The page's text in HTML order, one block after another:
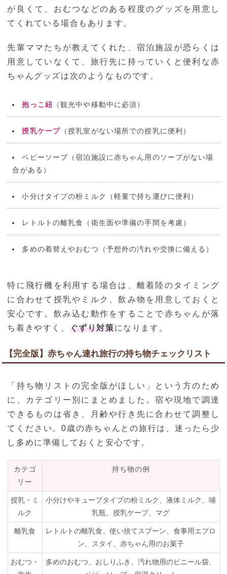
が良くて、おむつなどのある程度のグッズを用意し
てくれている場合もあります。
先輩ママたちが教えてくれた、宿泊施設が恐らくは
用意していなくて、旅行先に持っていくと便利な赤
ちゃんグッズは次のようなものです。
抱っこ紐 （観光中や移動中に必須）
授乳ケープ （授乳室がない場所での授乳に便利）
ベビーソープ（宿泊施設に赤ちゃん用のソープがない場
合がある）
小分けタイプの粉ミルク（軽量で持ち運びに便利）
レトルトの離乳食（衛生面や準備の手間を考慮）
多めの着替えやおむつ（予想外の汚れや交換に備える）
特に飛行機を利用する場合は、離着陸のタイミング
に合わせて授乳やミルク、飲み物を用意しておくと
安心です。飲み込む動作をすることで赤ちゃんが落
ち着きやすく、 ぐずり対策になります。
【完全版】赤ちゃん連れ旅行の持ち物チェックリスト
「持ち物リストの完全版がほしい」という方のため
に、カテゴリー別にまとめました。宿や現地で調達
できるものは省き、月齢や行き先に合わせて調整し
てください。0歳の赤ちゃんとの旅行は、迷ったら少
し多めに準備しておくと安心です。
カテゴ
リー
持ち物の例
授乳・ミ
ルク
小分けやキューブタイプの粉ミルク、液体ミルク、哺
乳瓶、授乳ケープ、マグ
離乳食
レトルトの離乳食、使い捨てスプーン、食事用エプロ
ン、スタイ、赤ちゃん用のお菓子
おむつ・
多めのおむつ、おしりふき、汚れ物用のビニール袋、